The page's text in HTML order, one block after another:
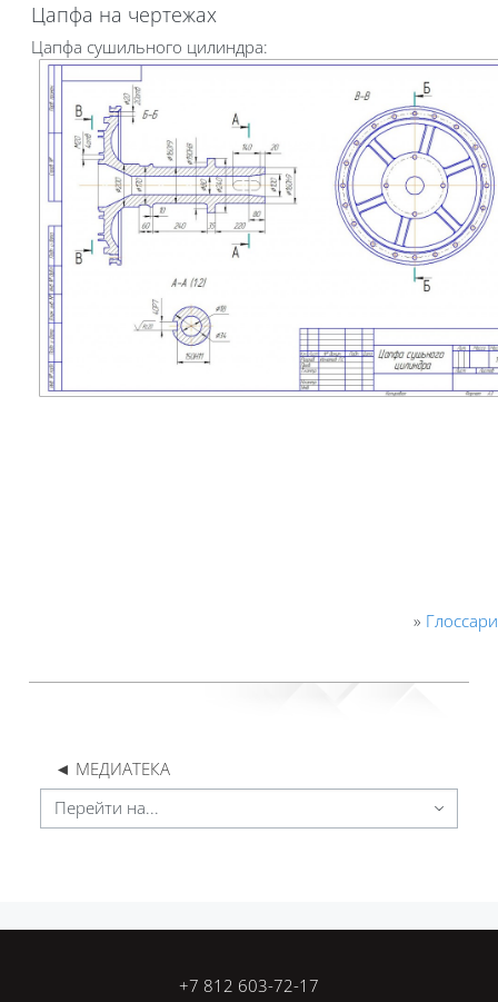
Цапфа на чертежах
Цапфа сушильного цилиндра:
»
◄ МЕДИАТЕКА
Перейти на...
+7 812 603-72-17